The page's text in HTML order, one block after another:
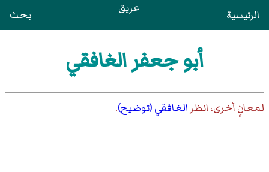
الرئيسية عريق بحث
أبو جعفر الغافقي
لمعانٍ أخرى، انظر الغافقي (توضيح).